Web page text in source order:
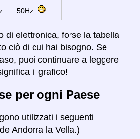
50Hz.
di elettronica, forse la tabella
ciò di cui hai bisogno. Se
puoi continuare a leggere
il grafico!
per ogni Paese
utilizzati i seguenti
Andorra la Vella.)